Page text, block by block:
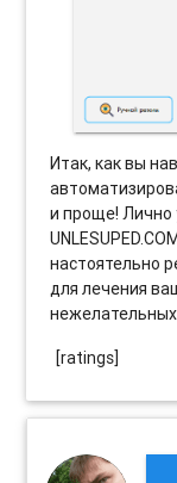
Итак, как вы
и проще! Лично
настоятельно
для лечения
[ratings]